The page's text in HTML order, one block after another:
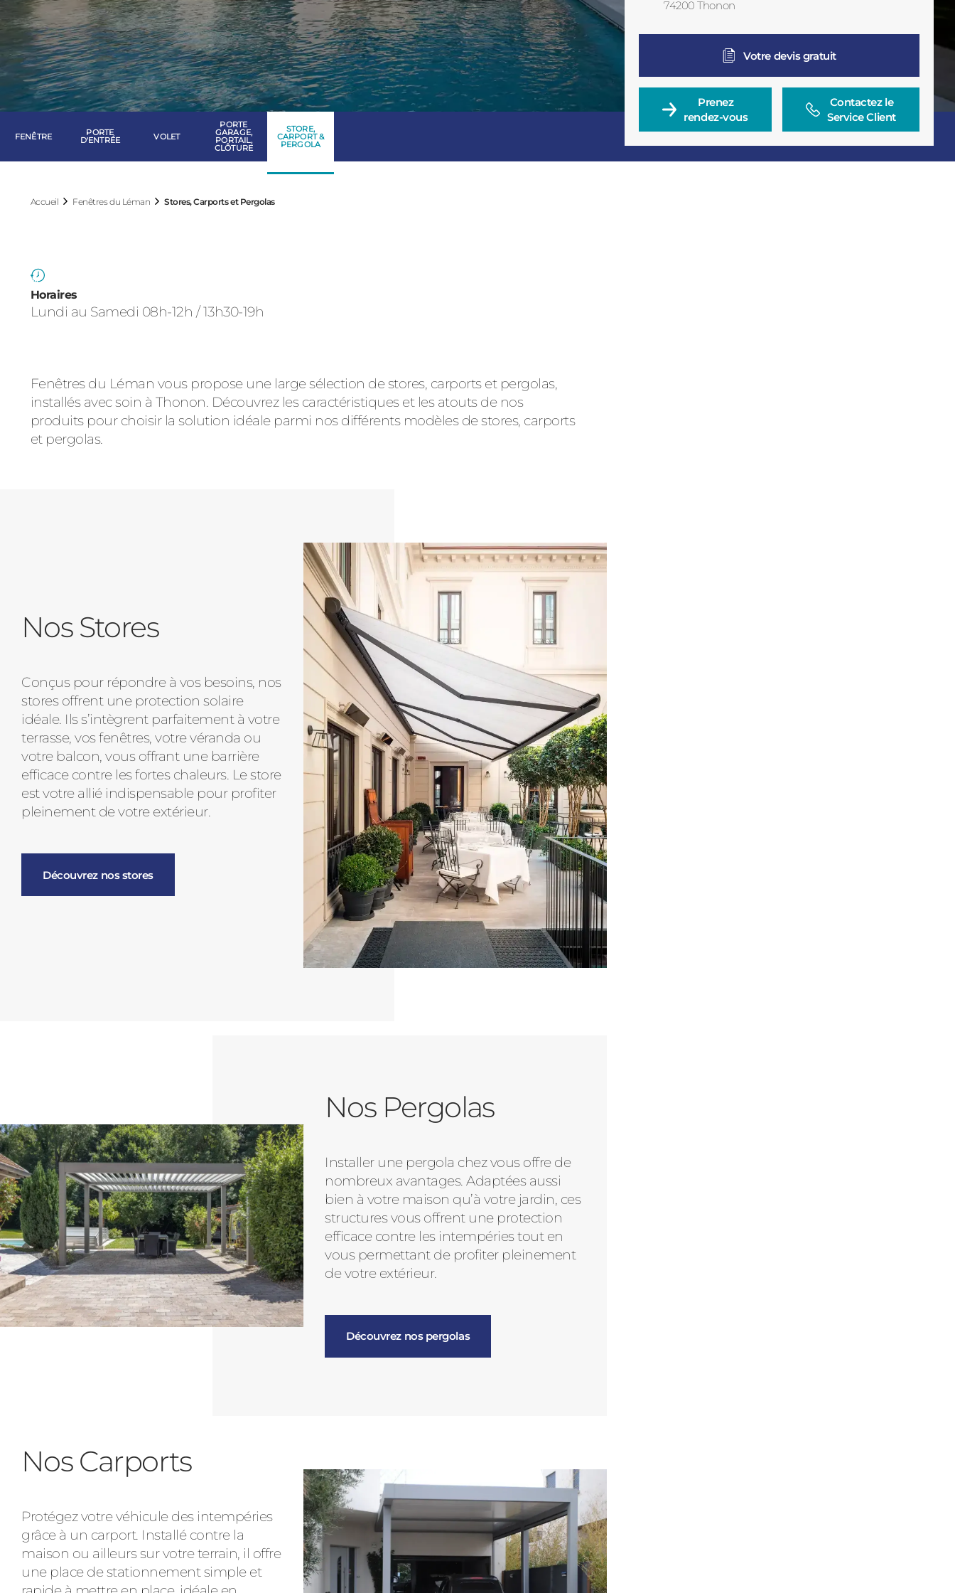
Consulter
Consulter
FENÊTRE PORTE
D'ENTRÉE VOLET
PORTE
GARAGE,
PORTAIL,
CLÔTURE
STORE,
CARPORT &
PERGOLA
74200 Thonon
Votre devis gratuit
Prenez
rendez-vous
Contactez le
Service Client
Accueil Fenêtres du Léman Stores, Carports et Pergolas
Horaires
Lundi au Samedi 08h-12h / 13h30-19h
Fenêtres du Léman vous propose une large sélection de stores, carports et pergolas,
installés avec soin à Thonon. Découvrez les caractéristiques et les atouts de nos
produits pour choisir la solution idéale parmi nos différents modèles de stores, carports
et pergolas.
Nos Stores
Conçus pour répondre à vos besoins, nos
stores offrent une protection solaire
idéale. Ils s’intègrent parfaitement à votre
terrasse, vos fenêtres, votre véranda ou
votre balcon, vous offrant une barrière
efficace contre les fortes chaleurs. Le store
est votre allié indispensable pour profiter
pleinement de votre extérieur.
Découvrez nos stores
Nos Pergolas
Installer une pergola chez vous offre de
nombreux avantages. Adaptées aussi
bien à votre maison qu’à votre jardin, ces
structures vous offrent une protection
efficace contre les intempéries tout en
vous permettant de profiter pleinement
de votre extérieur.
Découvrez nos pergolas
Nos Carports
Protégez votre véhicule des intempéries
grâce à un carport. Installé contre la
maison ou ailleurs sur votre terrain, il offre
une place de stationnement simple et